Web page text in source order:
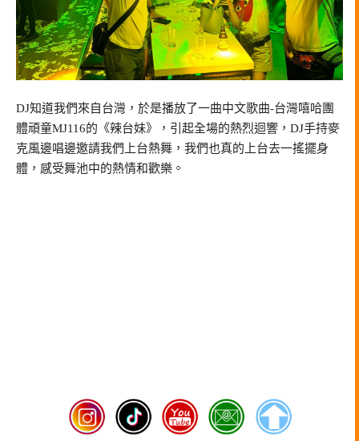
DJ知道我們來自台灣，於是播放了一曲中文歌曲-台灣嘻哈團
體頑童MJ116的《辣台妹》，引起全場的熱烈迴響，DJ手持麥
克風邊唱邊邀請我們上台熱舞，我們也真的上台去一搖擺身
體，感受舞池中的熱情和歡樂。